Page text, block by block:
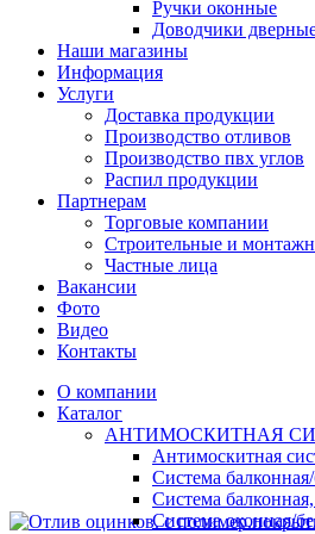
Ручки оконные
Доводчики
Наши магазины
Информация
Услуги
Доставка продукции
Производство отливов
Производство пвх углов
Распил продукции
Партнерам
Торговые компании
Строительные и
Частные лица
Вакансии
Фото
Видео
Контакты
О компании
Каталог
АНТИМОСКИТНАЯ
Антимоскитная
Система
Система
Система оконная/